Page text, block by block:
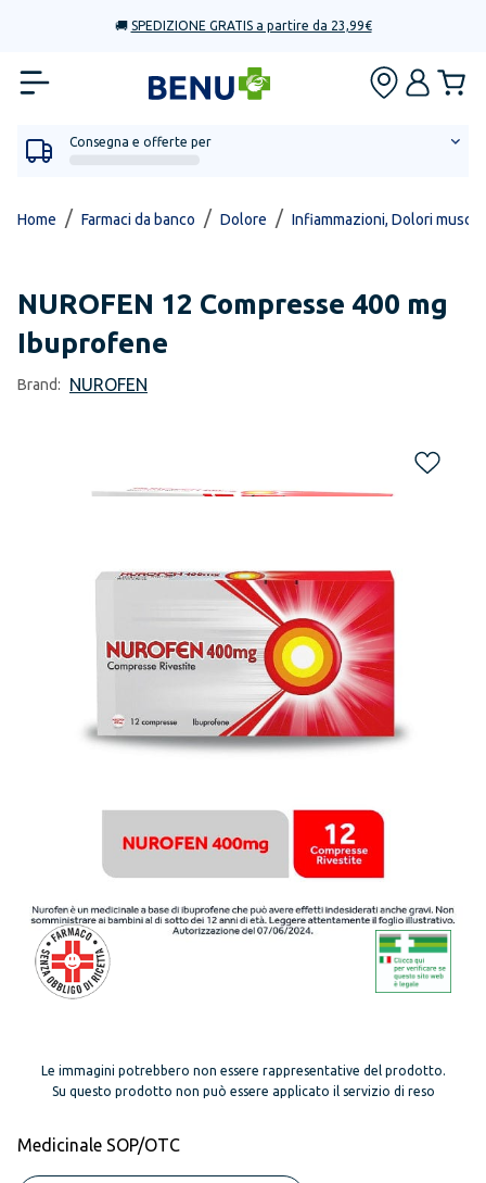
🚚 SPEDIZIONE GRATIS a partire da 23,99€
Consegna e offerte per
Home / Farmaci da banco / Dolore / Infiammazioni, Dolori
NUROFEN 12 Compresse 400 mg
Ibuprofene
Brand: NUROFEN
Le immagini potrebbero non essere rappresentative del prodotto.
Su questo prodotto non può essere applicato il servizio di reso
Medicinale SOP/OTC